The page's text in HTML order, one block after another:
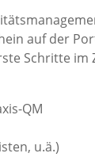
auf der
Schritte im
QM
u.ä.)